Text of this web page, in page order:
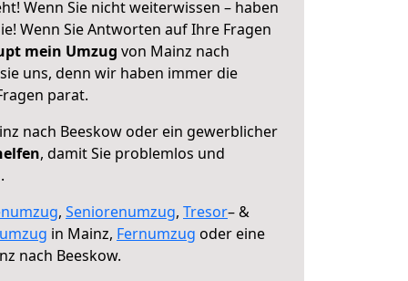
Wenn Sie nicht weiterwissen – haben
Wenn Sie Antworten auf Ihre Fragen
mein Umzug von Mainz nach
uns, denn wir haben immer die
parat.
nach Beeskow oder ein gewerblicher
, damit Sie problemlos und
, Seniorenumzug, Tresor– &
in Mainz, Fernumzug oder eine
nach Beeskow.